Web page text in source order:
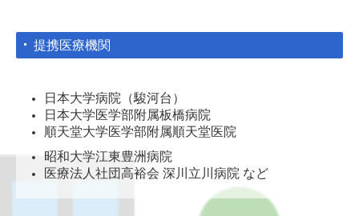
提携医療機関
日本大学病院（駿河台）
日本大学医学部附属板橋病院
順天堂大学医学部附属順天堂医院
昭和大学江東豊洲病院
医療法人社団高裕会 深川立川病院 など